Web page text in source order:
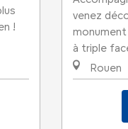
!
venez
monument
à triple
Rouen